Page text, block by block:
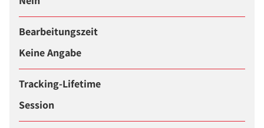
Bearbeitungszeit
Keine Angabe
Tracking-Lifetime
Session